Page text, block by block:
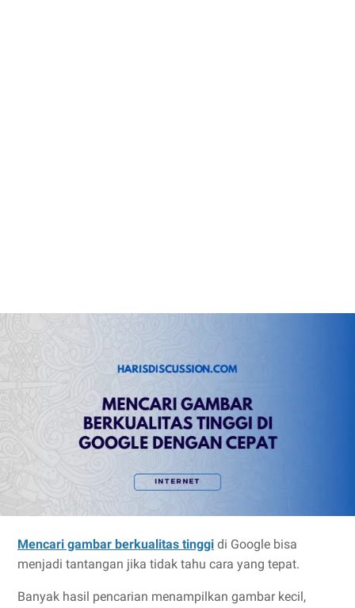
Mencari gambar berkualitas tinggi di Google bisa
menjadi tantangan jika tidak tahu cara yang tepat.
Banyak hasil pencarian menampilkan gambar kecil,